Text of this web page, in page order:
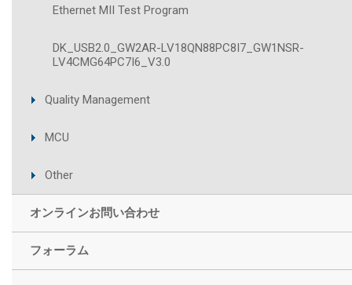
Ethernet MII Test Program
DK_USB2.0_GW2AR-LV18QN88PC8I7_GW1NSR-
LV4CMG64PC7I6_V3.0
Quality Management
MCU
Other
オンラインお問い合わせ
フォーラム